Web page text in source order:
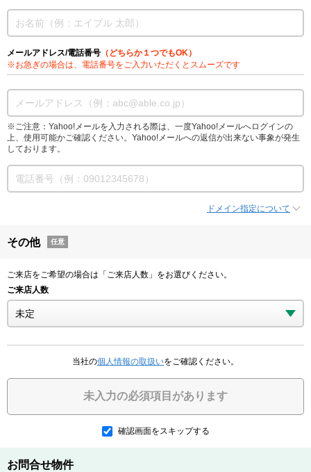
メールアドレス/電話番号 （どちらか１つでもOK）
※お急ぎの場合は、電話番号をご入力いただくとスムーズです
※ご注意：Yahoo!メールを入力される際は、一度Yahoo!メールへログインの
上、使用可能かご確認ください。Yahoo!メールへの返信が出来ない事象が発生
しております。
ドメイン指定について
その他 任意
ご来店をご希望の場合は「ご来店人数」をお選びください。
ご来店人数
当社の個人情報の取扱いをご確認ください。
未入力の必須項目があります
確認画面をスキップする
お問合せ物件